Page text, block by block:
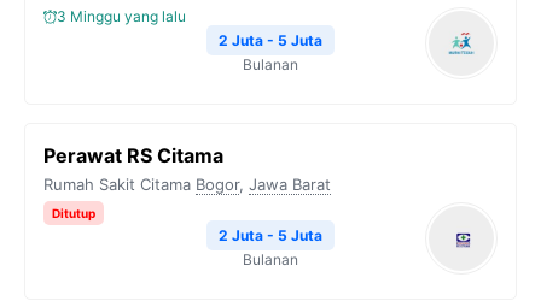
3 Minggu yang lalu
2 Juta - 5 Juta
Bulanan
Perawat RS Citama
Rumah Sakit Citama Bogor, Jawa Barat
Ditutup
2 Juta - 5 Juta
Bulanan